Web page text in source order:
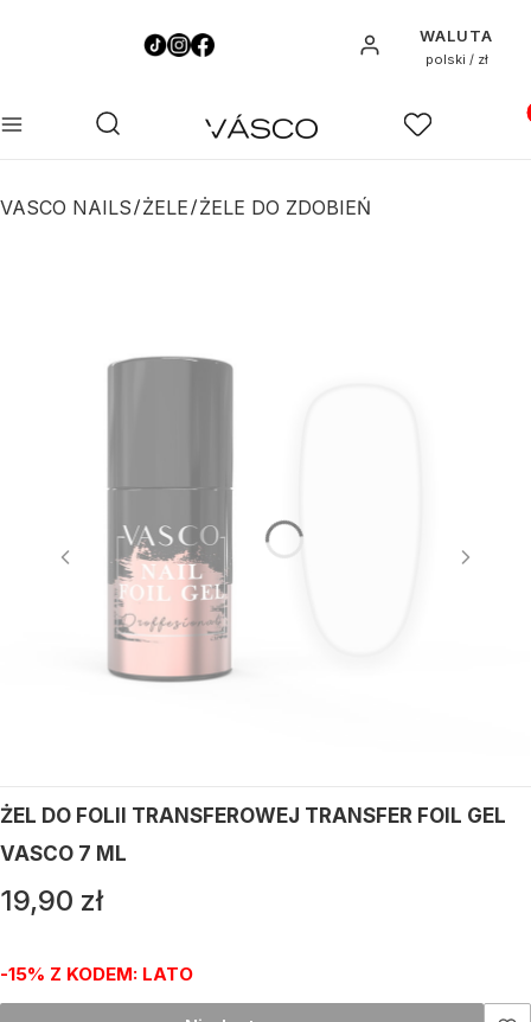
Zaloguj sięWALUTA
polski / zł
Menu Otwórz wyszukiwarkę
Szukaj Ulubione
VASCO NAILS ŻELE ŻELE DO ZDOBIEŃ
ŻEL DO FOLII TRANSFEROWEJ TRANSFER FOIL GEL
VASCO 7 ML
Cena
19,90 zł
-15% Z KODEM: LATO